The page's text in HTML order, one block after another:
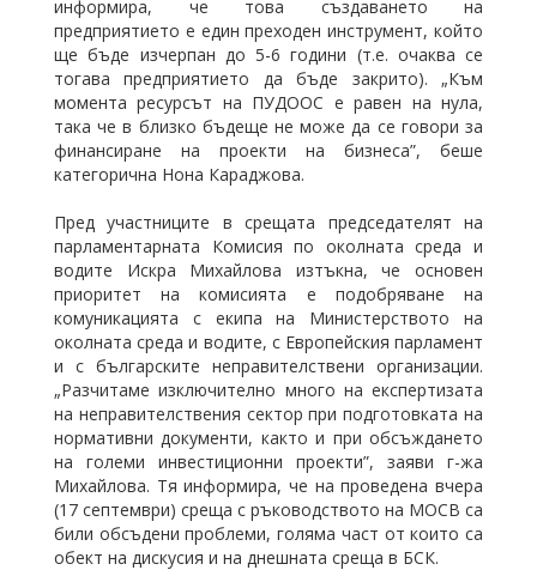
информира, че това създаването на
предприятието е един преходен инструмент, който
ще бъде изчерпан до 5-6 години (т.е. очаква се
тогава предприятието да бъде закрито). „Към
момента ресурсът на ПУДООС е равен на нула,
така че в близко бъдеще не може да се говори за
финансиране на проекти на бизнеса”, беше
категорична Нона Караджова.
Пред участниците в срещата председателят на
парламентарната Комисия по околната среда и
водите Искра Михайлова изтъкна, че основен
приоритет на комисията е подобряване на
комуникацията с екипа на Министерството на
околната среда и водите, с Европейския парламент
и с българските неправителствени организации.
„Разчитаме изключително много на експертизата
на неправителствения сектор при подготовката на
нормативни документи, както и при обсъждането
на големи инвестиционни проекти”, заяви г-жа
Михайлова. Тя информира, че на проведена вчера
(17 септември) среща с ръководството на МОСВ са
били обсъдени проблеми, голяма част от които са
обект на дискусия и на днешната среща в БСК.